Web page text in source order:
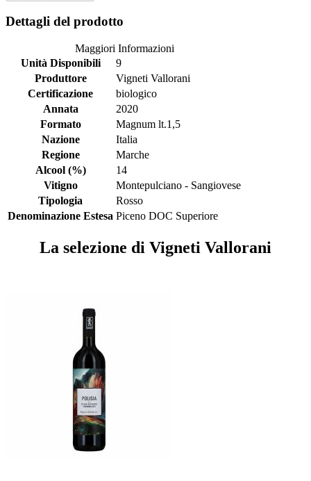
Dettagli del prodotto
Maggiori Informazioni
Unità Disponibili
9
Produttore
Vigneti Vallorani
Certificazione
biologico
Annata
2020
Formato
Magnum lt.1,5
Nazione
Italia
Regione
Marche
Alcool (%)
14
Vitigno
Montepulciano - Sangiovese
Tipologia
Rosso
Denominazione Estesa Piceno DOC Superiore
La selezione di Vigneti Vallorani